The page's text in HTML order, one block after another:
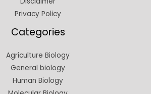
Privacy Policy
Categories
Agriculture Biology
General biology
Human Biology